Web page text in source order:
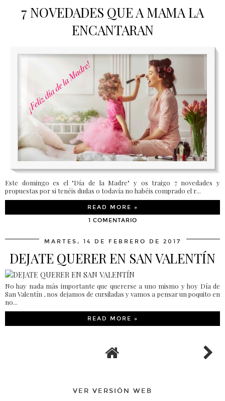
7 NOVEDADES QUE A MAMA LA
ENCANTARAN
Este domingo es el "Día de la Madre" y os traigo 7 novedades y
propuestas por si tenéis dudas o todavía no habéis comprado el r...
READ MORE »
1 COMENTARIO
MARTES, 14 DE FEBRERO DE 2017
DEJATE QUERER EN SAN VALENTÍN
No hay nada más importante que quererse a uno mismo y hoy Día de
San Valentín , nos dejamos de cursiladas y vamos a pensar un poquito en
no...
READ MORE »
VER VERSIÓN WEB